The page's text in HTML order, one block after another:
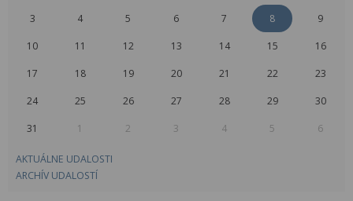
3 4 5 6 7 8 9
10 11 12 13 14 15 16
17 18 19 20 21 22 23
24 25 26 27 28 29 30
31 1 2 3 4 5 6
AKTUÁLNE UDALOSTI
ARCHÍV UDALOSTÍ